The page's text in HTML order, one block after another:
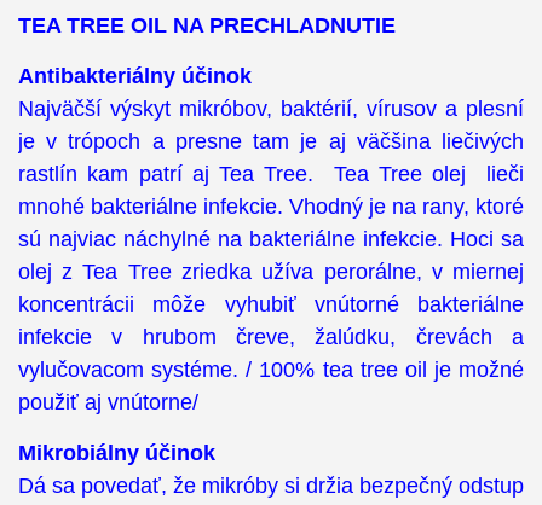
TEA TREE OIL NA PRECHLADNUTIE
Antibakteriálny účinok
Najväčší výskyt mikróbov, baktérií, vírusov a plesní
je v trópoch a presne tam je aj väčšina liečivých
rastlín kam patrí aj Tea Tree. Tea Tree olej lieči
mnohé bakteriálne infekcie. Vhodný je na rany, ktoré
sú najviac náchylné na bakteriálne infekcie. Hoci sa
olej z Tea Tree zriedka užíva perorálne, v miernej
koncentrácii môže vyhubiť vnútorné bakteriálne
infekcie v hrubom čreve, žalúdku, črevách a
vylučovacom systéme. / 100% tea tree oil je možné
použiť aj vnútorne/
Mikrobiálny účinok
Dá sa povedať, že mikróby si držia bezpečný odstup